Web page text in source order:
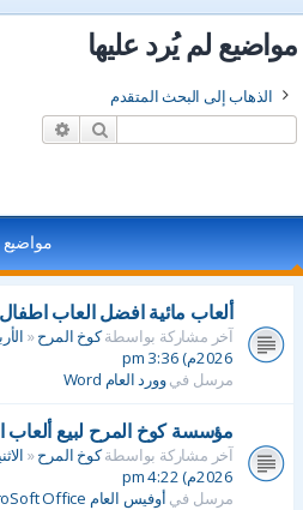
مواضيع لم يُرد عليها
الذهاب إلى البحث المتقدم
بحث
مواضيع
ألعاب مائية افضل العاب اطفال
آخر مشاركة بواسطةكوخ المرح«
2026م) 3:36 pm
مرسل فيوورد العام Word
مؤسسة كوخ المرح لبيع ألعاب
آخر مشاركة بواسطةكوخ المرح«
2026م) 4:22 pm
مرسل فيأوفيس العام MicroSoft Office